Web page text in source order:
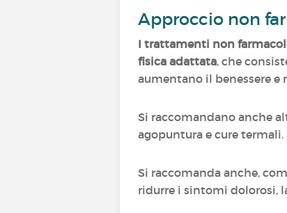
Approccio non
I trattamenti non
fisica adattata, che
aumentano il benessere
Si raccomandano anche
agopuntura e cure
Si raccomanda anche,
ridurre i sintomi dolorosi,